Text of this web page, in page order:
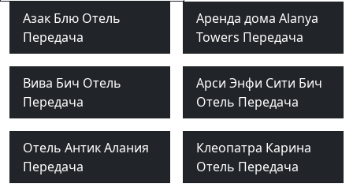
Азак Блю Отель
Передача
Аренда дома Alanya
Towers Передача
Вива Бич Отель
Передача
Арси Энфи Сити Бич
Отель Передача
Отель Антик Алания
Передача
Клеопатра Карина
Отель Передача